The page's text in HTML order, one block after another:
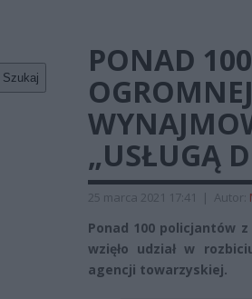
Szukaj
PONAD
„USŁUGĄ
25 marca 2021 17:41 | Autor:
Ponad 100 policjantów z
wzięło udział w
agencji towarzyskiej.